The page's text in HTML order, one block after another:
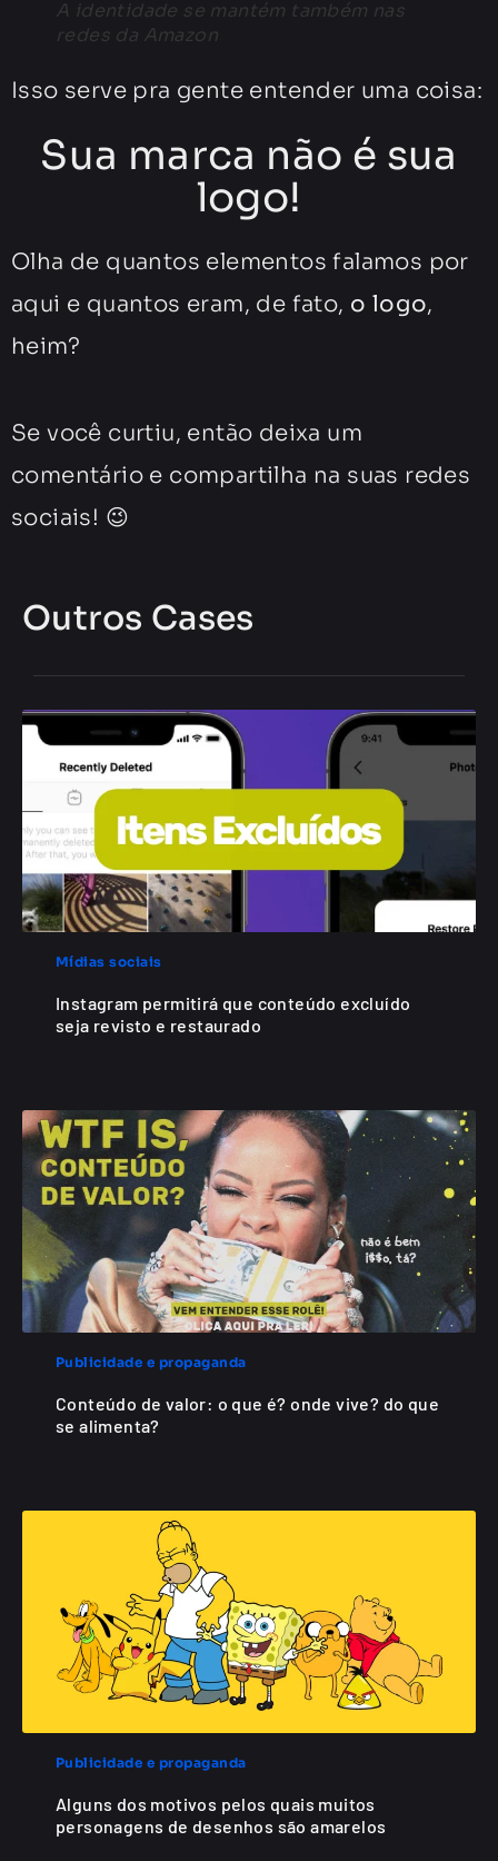
A identidade se mantém também nas
redes da Amazon
Isso serve pra gente entender uma coisa:
Sua marca não é sua
logo!
Olha de quantos elementos falamos por
aqui e quantos eram, de fato, o logo,
heim?
Se você curtiu, então deixa um
comentário e compartilha na suas redes
sociais! 😉
Outros Cases
Mídias sociais
Instagram permitirá que conteúdo excluído
seja revisto e restaurado
Publicidade e propaganda
Conteúdo de valor: o que é? onde vive? do que
se alimenta?
Publicidade e propaganda
Alguns dos motivos pelos quais muitos
personagens de desenhos são amarelos